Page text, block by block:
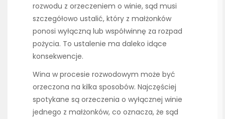
rozwodu z orzeczeniem o winie, sąd musi
szczegółowo ustalić, który z małżonków
ponosi wyłączną lub współwinnę za rozpad
pożycia. To ustalenie ma daleko idące
konsekwencje.
Wina w procesie rozwodowym może być
orzeczona na kilka sposobów. Najczęściej
spotykane są orzeczenia o wyłącznej winie
jednego z małżonków, co oznacza, że sąd